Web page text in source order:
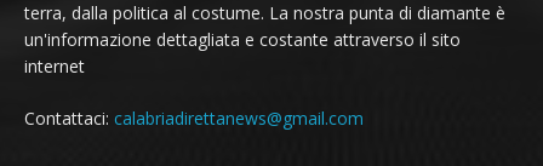
terra, dalla politica al costume. La nostra punta di diamante è
un'informazione dettagliata e costante attraverso il sito
internet
Contattaci: calabriadirettanews@gmail.com